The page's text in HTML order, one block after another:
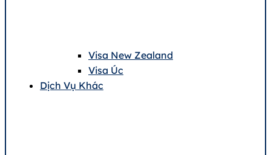
Visa New Zealand
Visa Úc
Dịch Vụ Khác